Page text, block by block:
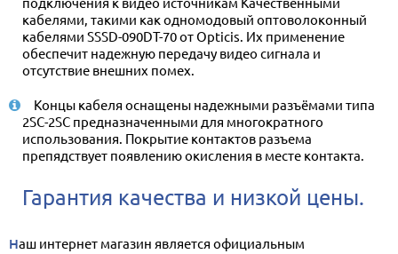
кабелями, такими как одномодовый оптоволоконный
кабелями SSSD-090DT-70 от Opticis. Их применение
обеспечит надежную передачу видео сигнала и
отсутствие внешних помех.
Концы кабеля оснащены надежными разъёмами типа
2SC-2SC предназначенными для многократного
использования. Покрытие контактов разъема
препядствует появлению окисления в месте контакта.
Гарантия качества и низкой цены.
Наш интернет магазин является официальным